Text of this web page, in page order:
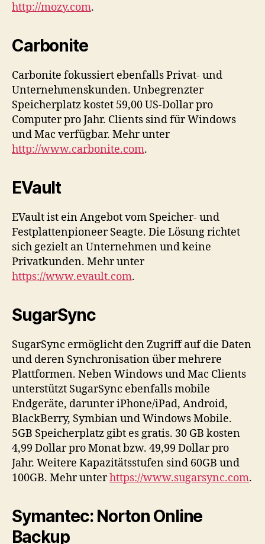
http://mozy.com.
Carbonite
Carbonite fokussiert ebenfalls Privat- und
Unternehmenskunden. Unbegrenzter
Speicherplatz kostet 59,00 US-Dollar pro
Computer pro Jahr. Clients sind für Windows
und Mac verfügbar. Mehr unter
http://www.carbonite.com.
EVault
EVault ist ein Angebot vom Speicher- und
Festplattenpioneer Seagte. Die Lösung richtet
sich gezielt an Unternehmen und keine
Privatkunden. Mehr unter
https://www.evault.com.
SugarSync
SugarSync ermöglicht den Zugriff auf die Daten
und deren Synchronisation über mehrere
Plattformen. Neben Windows und Mac Clients
unterstützt SugarSync ebenfalls mobile
Endgeräte, darunter iPhone/iPad, Android,
BlackBerry, Symbian und Windows Mobile.
5GB Speicherplatz gibt es gratis. 30 GB kosten
4,99 Dollar pro Monat bzw. 49,99 Dollar pro
Jahr. Weitere Kapazitätsstufen sind 60GB und
100GB. Mehr unterhttps://www.sugarsync.com.
Symantec: Norton Online
Backup